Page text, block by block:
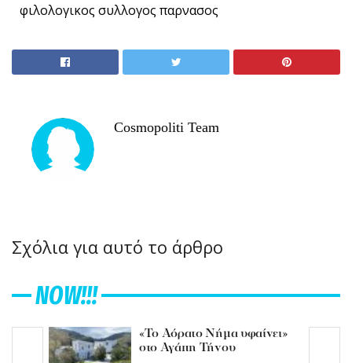
φιλολογικος συλλογος παρνασος
Cosmopoliti Team
Σχόλια για αυτό το άρθρο
NOW!!!
«Το Αόρατο Νήμα υφαίνει»
στο Αγάπη Τήνου